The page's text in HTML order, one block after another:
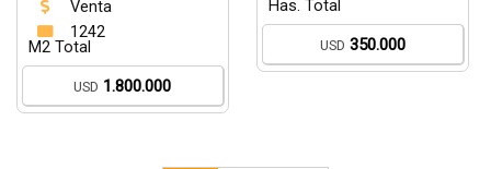
Venta
1242
M2 Total
USD 1.800.000
Has. Total
USD 350.000